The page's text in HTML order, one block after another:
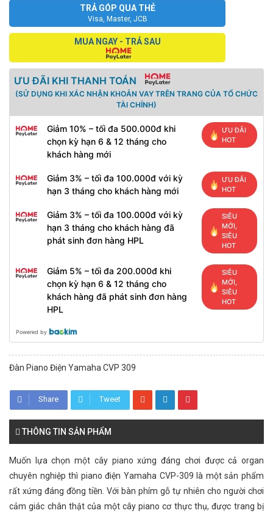
TRẢ GÓP QUA THẺ
Visa, Master, JCB
MUA NGAY - TRẢ SAU
ƯU ĐÃI KHI THANH TOÁN
(SỬ DỤNG KHI XÁC NHẬN KHOẢN VAY TRÊN TRANG CỦA TỔ CHỨC
TÀI CHÍNH)
Giảm 10% – tối đa 500.000đ khi
chọn kỳ hạn 6 & 12 tháng cho
khách hàng mới
ƯU ĐÃI
HOT
Giảm 3% – tối đa 100.000đ với kỳ
hạn 3 tháng cho khách hàng mới
ƯU ĐÃI
HOT
Giảm 3% – tối đa 100.000đ với kỳ
hạn 3 tháng cho khách hàng đã
phát sinh đơn hàng HPL
SIÊU
MỚI,
SIÊU
HOT
Giảm 5% – tối đa 200.000đ khi
chọn kỳ hạn 6 & 12 tháng cho
khách hàng đã phát sinh đơn hàng
HPL
SIÊU
MỚI,
SIÊU
HOT
Powered by
Đàn Piano Điện Yamaha CVP 309
Share Tweet
THÔNG TIN SẢN PHẨM
Muốn lựa chọn một cây piano xứng đáng chơi được cả organ
chuyên nghiệp thì piano điện Yamaha CVP-309 là một sản phẩm
rất xứng đáng đồng tiền. Với bàn phím gỗ tự nhiên cho người chơi
cảm giác chân thật của một cây piano cơ thực thụ, được trang bị